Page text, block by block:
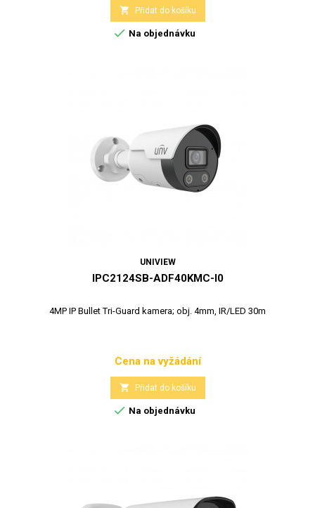
 Přidat do košíku
 Na objednávku
UNIVIEW
IPC2124SB-ADF40KMC-I0
4MP IP Bullet Tri-Guard kamera; obj. 4mm, IR/LED 30m
Cena
Cena na vyžádání
 Přidat do košíku
 Na objednávku